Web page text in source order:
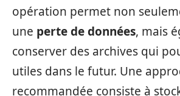
opération permet non
une perte de données, mais
conserver des archives qui
utiles dans le futur. Une
recommandée consiste à